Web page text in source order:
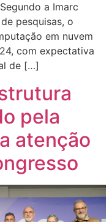
a Imarc
pesquisas, o
em nuvem
com expectativa
de […]
pela
atenção